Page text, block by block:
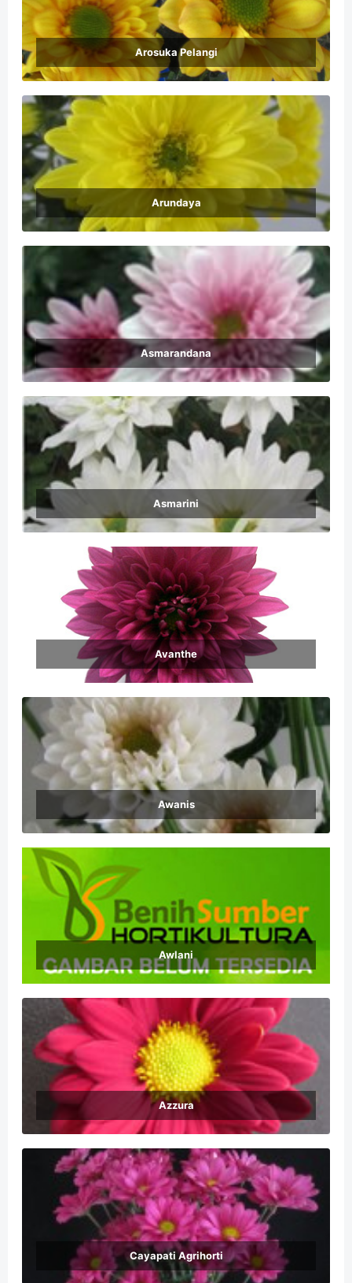
Arosuka Pelangi
Arundaya
Asmarandana
Asmarini
Avanthe
Awanis
Awlani
Azzura
Cayapati Agrihorti